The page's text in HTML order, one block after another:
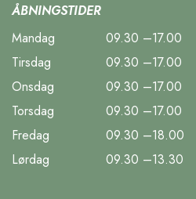
ÅBNINGSTIDER
Mandag
09.30 –17.00
Tirsdag
09.30 –17.00
Onsdag
09.30 –17.00
Torsdag
09.30 –17.00
Fredag
09.30 –18.00
Lørdag
09.30 –13.30